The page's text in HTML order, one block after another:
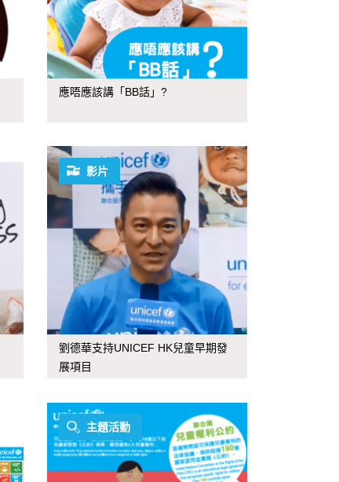
應唔應該講「BB話」?
影片
劉德華支持UNICEF HK兒童早期發
展項目
主題活動